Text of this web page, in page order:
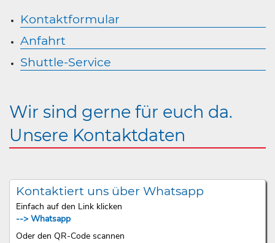
Kontaktformular
Anfahrt
Shuttle-Service
Wir sind gerne für euch da.
Unsere Kontaktdaten
Kontaktiert uns über Whatsapp
Einfach auf den Link klicken
--> Whatsapp
Oder den QR-Code scannen